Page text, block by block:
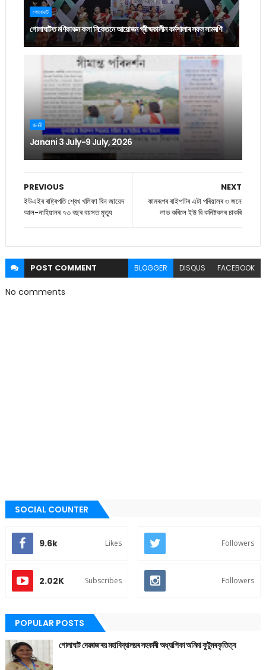
গোলাঘাট
গোলাঘাটত মণিকাঞ্চন কলা নিকেতনে আয়োজন গ্ৰীষ্মকালীন কৰ্মশালাৰ সফল সামৰণি
জননী
Janani 3 July-9 July, 2026
NEXT
কামৰূপৰ ৰাইপাটৰ এটা পৰিয়ালৰ ৩ জনে
লাভ কৰিলে ইউ বি কনিষ্টবলৰ চাকৰি
PREVIOUS
ইউএইৰ ৰাষ্ট্ৰপতি শ্বেখ খলিফা বিন জায়েদ
আল-নাহিয়ানৰ ৭৩ বছৰ বয়সত মৃত্যু
POST COMMENT BLOGGER DISQUS FACEBOOK
No comments
SOCIAL COUNTER
9.6k Likes Followers
2.02K Subscribes Followers
POPULAR POSTS
গোলাঘাট দেৱৰাজ ৰয় মহাবিদ্যালয়ৰ সহকাৰী অধ্যাপিকা অনিমা কুটুমৰ কৃতিত্ব